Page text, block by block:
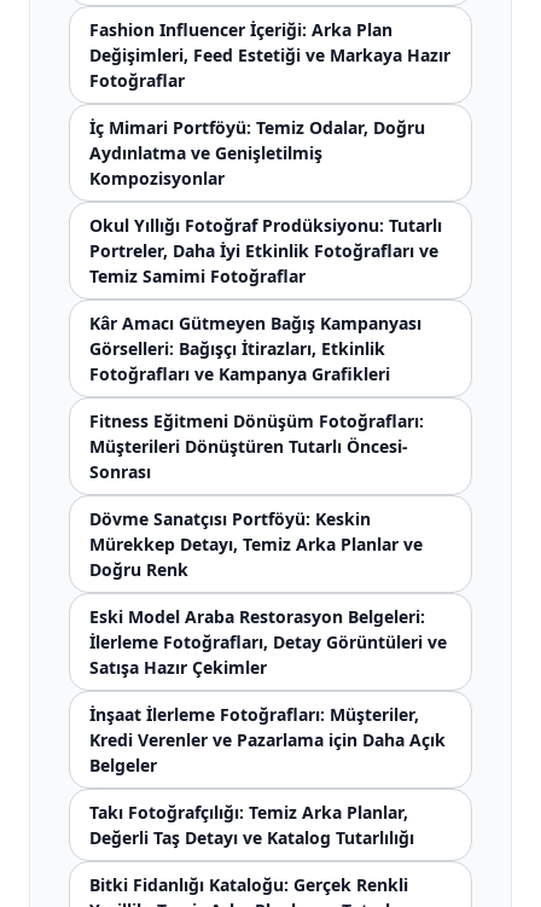
Fashion Influencer İçeriği: Arka Plan
Değişimleri, Feed Estetiği ve Markaya Hazır
Fotoğraflar
İç Mimari Portföyü: Temiz Odalar, Doğru
Aydınlatma ve Genişletilmiş
Kompozisyonlar
Okul Yıllığı Fotoğraf Prodüksiyonu: Tutarlı
Portreler, Daha İyi Etkinlik Fotoğrafları ve
Temiz Samimi Fotoğraflar
Kâr Amacı Gütmeyen Bağış Kampanyası
Görselleri: Bağışçı İtirazları, Etkinlik
Fotoğrafları ve Kampanya Grafikleri
Fitness Eğitmeni Dönüşüm Fotoğrafları:
Müşterileri Dönüştüren Tutarlı Öncesi-
Sonrası
Dövme Sanatçısı Portföyü: Keskin
Mürekkep Detayı, Temiz Arka Planlar ve
Doğru Renk
Eski Model Araba Restorasyon Belgeleri:
İlerleme Fotoğrafları, Detay Görüntüleri ve
Satışa Hazır Çekimler
İnşaat İlerleme Fotoğrafları: Müşteriler,
Kredi Verenler ve Pazarlama için Daha Açık
Belgeler
Takı Fotoğrafçılığı: Temiz Arka Planlar,
Değerli Taş Detayı ve Katalog Tutarlılığı
Bitki Fidanlığı Kataloğu: Gerçek Renkli